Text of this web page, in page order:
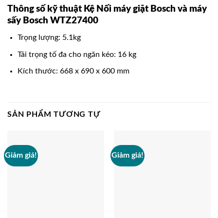
Thông số kỹ thuật Kệ Nối máy giặt Bosch và máy
sấy Bosch WTZ27400
Trọng lượng: 5.1kg
Tải trọng tố đa cho ngăn kéo: 16 kg
Kích thước: 668 x 690 x 600 mm
SẢN PHẨM TƯƠNG TỰ
Giảm giá! Giảm giá!